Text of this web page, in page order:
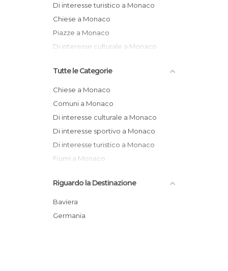
Di interesse turistico a Monaco
Chiese a Monaco
Piazze a Monaco
Di interesse culturale a Monaco
Tutte le Categorie
Chiese a Monaco
Comuni a Monaco
Di interesse culturale a Monaco
Di interesse sportivo a Monaco
Di interesse turistico a Monaco
Fiumi a Monaco
Mercatini a Monaco
Monumenti Storici a Monaco
Musei a Monaco
Riguardo la Destinazione
Baviera
Germania